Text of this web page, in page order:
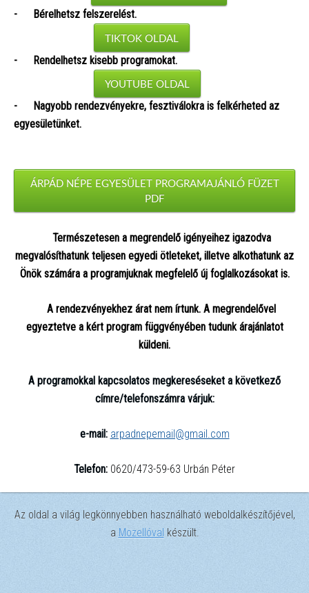
- Bérelhetsz felszerelést.
TIKTOK OLDAL
- Rendelhetsz kisebb programokat.
YOUTUBE OLDAL
- Nagyobb rendezvényekre, fesztiválokra is felkérheted az
egyesületünket.
ÁRPÁD NÉPE EGYESÜLET PROGRAMAJÁNLÓ FÜZET
PDF
Természetesen a megrendelő igényeihez igazodva
megvalósíthatunk teljesen egyedi ötleteket, illetve alkothatunk az
Önök számára a programjuknak megfelelő új foglalkozásokat is.
A rendezvényekhez árat nem írtunk. A megrendelővel
egyeztetve a kért program függvényében tudunk árajánlatot
küldeni.
A programokkal kapcsolatos megkereséseket a következő
címre/telefonszámra várjuk:
e-mail: arpadnepemail@gmail.com
Telefon: 0620/473-59-63 Urbán Péter
Az oldal a világ legkönnyebben használható weboldalkészítőjével,
a Mozellóval készült.